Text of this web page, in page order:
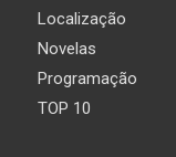
Localização
Novelas
Programação
TOP 10